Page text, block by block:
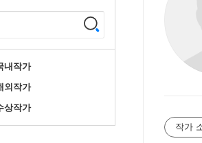
내작가
외작가
상작가
작가